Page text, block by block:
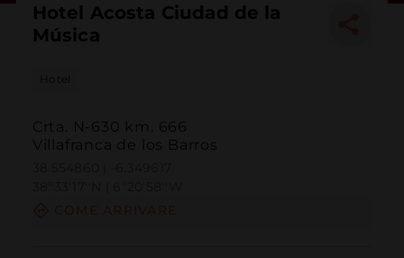
Hotel Acosta Ciudad de la
Música
Hotel
Crta. N-630 km. 666
Villafranca de los Barros